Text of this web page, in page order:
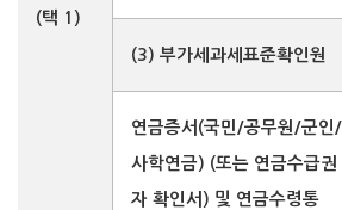
(택 1)
(3) 부가세과세표준확인원
연금증서(국민/공무원/군인/
사학연금) (또는 연금수급권
자 확인서) 및 연금수령통